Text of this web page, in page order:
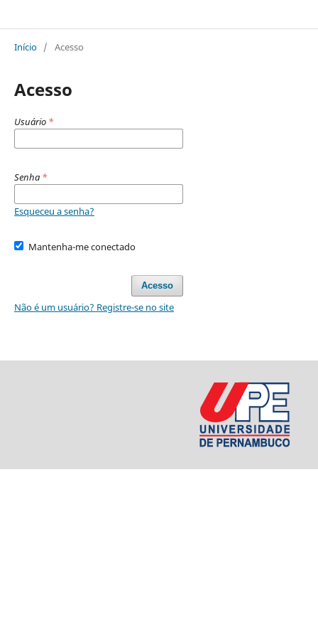
Início / Acesso
Acesso
Usuário *
Senha *
Esqueceu a senha?
Mantenha-me conectado
Acesso
Não é um usuário? Registre-se no site